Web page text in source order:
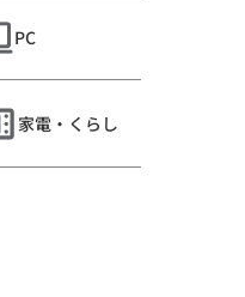
PC
家電・くらし